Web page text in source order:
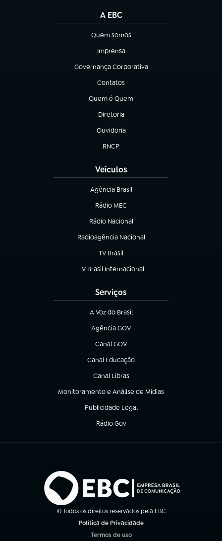
A EBC
Quem somos
(abre em nova aba)
Imprensa
(abre em nova aba)
Governança Corporativa
(abre em nova aba)
Contatos
(abre em nova aba)
Quem é Quem
(abre em nova aba)
Diretoria
(abre em nova aba)
Ouvidoria
(abre em nova aba)
RNCP
(abre em nova aba)
Veículos
Agência Brasil
(abre em nova aba)
Rádio MEC
(abre em nova aba)
Rádio Nacional
Radioagência Nacional
(abre em nova aba)
TV Brasil
(abre em nova aba)
TV Brasil Internacional
(abre em nova aba)
Serviços
A Voz do Brasil
(abre em nova aba)
Agência GOV
(abre em nova aba)
Canal GOV
(abre em nova aba)
Canal Educação
(abre em nova aba)
Canal Libras
(abre em nova aba)
Monitoramento e Análise de Mídias
(abre em nova aba)
Publicidade Legal
(abre em nova aba)
Rádio Gov
(abre em nova aba)
© Todos os direitos reservados pela EBC
Política de Privacidade
Termos de uso